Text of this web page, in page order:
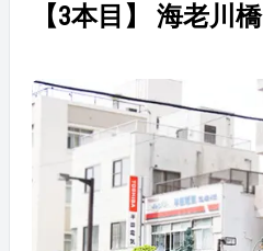
【3本目】 海老川橋